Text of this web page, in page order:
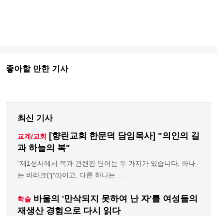
좋아할 만한 기사
최신 기사
교계/교회 [향린교회 한문덕 담임목사] "의인의 길
과 하늘의 복"
"제1성서에서 복과 관련된 단어는 두 가지가 있습니다. 하나
는 바라크(ברך)이고, 다른 하나는 ... ...
학술 바울의 '만삭되지 못하여 난 자'를 여성들의
재생산 경험으로 다시 읽다